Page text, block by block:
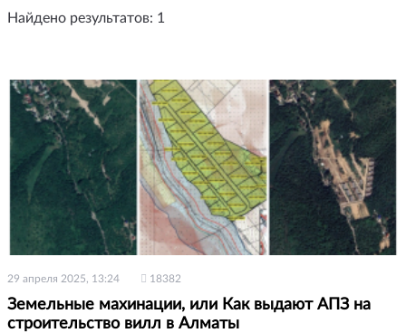
Найдено результатов: 1
29 апреля 2025, 13:24 18382
Земельные махинации, или Как выдают АПЗ на
строительство вилл в Алматы